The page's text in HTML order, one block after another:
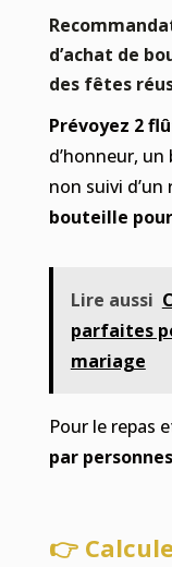
d’achat de
des fêtes
Prévoyez 2
d’honneur,
non suivi d’un
bouteille
Lire aussi
parfaites
mariage
Pour le repas
par
👉